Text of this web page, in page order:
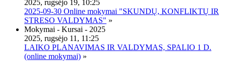
2025, rugsėjo 19, 10:25
2025-09-30 Online mokymai "SKUNDŲ, KONFLIKTŲ IR
STRESO VALDYMAS" »
Mokymai - Kursai - 2025
2025, rugsėjo 11, 11:25
LAIKO PLANAVIMAS IR VALDYMAS, SPALIO 1 D.
(online mokymai) »